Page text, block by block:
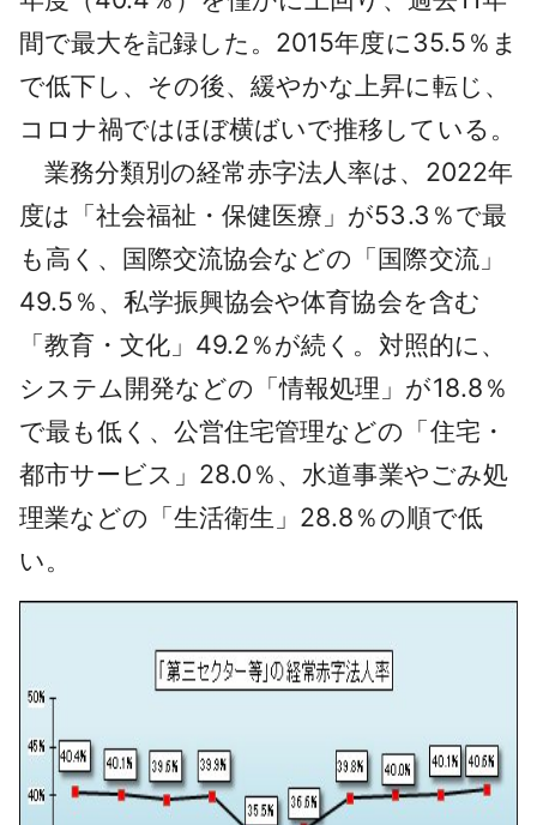
間で最大を記録した。2015年度に35.5％ま
で低下し、その後、緩やかな上昇に転じ、
コロナ禍ではほぼ横ばいで推移している。
業務分類別の経常赤字法人率は、2022年
度は「社会福祉・保健医療」が53.3％で最
も高く、国際交流協会などの「国際交流」
49.5％、私学振興協会や体育協会を含む
「教育・文化」49.2％が続く。対照的に、
システム開発などの「情報処理」が18.8％
で最も低く、公営住宅管理などの「住宅・
都市サービス」28.0％、水道事業やごみ処
理業などの「生活衛生」28.8％の順で低
い。